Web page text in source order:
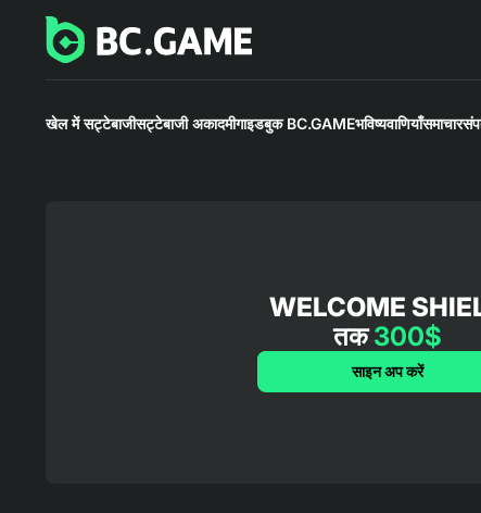
खेल में सट्टेबाजीसट्टेबाजी अकादमीगाइडबुक BC.GAMEभविष्यवाणियाँसमाचार
WELCOME
तक300$
साइन अप करें